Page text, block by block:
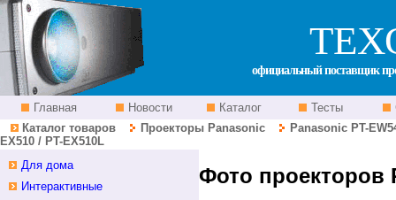
официальный поставщик
Главная Новости Каталог Тесты
Каталог товаров
Проекторы Panasonic
Panasonic PT-
EX510 / PT-EX510L
Фото проекторов
Для дома
Интерактивные